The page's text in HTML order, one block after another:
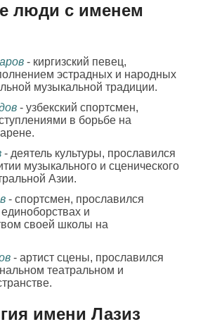
люди с именем
- киргизский певец,
эстрадных и народных
музыкальной традиции.
- узбекский спортсмен,
в борьбе на
- деятель культуры, прославился
музыкального и сценического
Азии.
- спортсмен, прославился
и
своей школы на
- артист сцены, прославился
театральном и
имени Лазиз